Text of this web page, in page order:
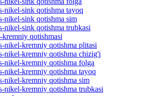
nikel-sink qotishma tayoq
nikel-sink qotishma sim
nikel-sink qotishma trubkasi
qotishmasi
nikel-kremniy qotishma plitasi
nikel-kremniy qotishma chizig'i
nikel-kremniy qotishma folga
nikel-kremniy qotishma tayoq
nikel-kremniy qotishma sim
nikel-kremniy qotishma trubkasi